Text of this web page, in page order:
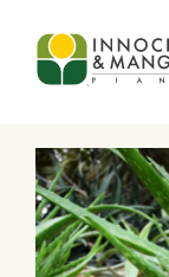
Skip to main